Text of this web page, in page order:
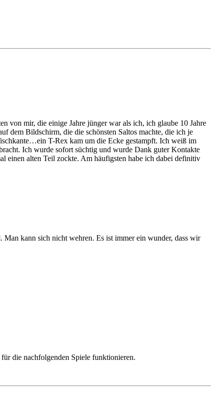
von mir, die einige Jahre jünger war als ich, ich glaube 10 Jahre
dem Bildschirm, die die schönsten Saltos machte, die ich je
T-Rex kam um die Ecke gestampft. Ich weiß im
Ich wurde sofort süchtig und wurde Dank guter Kontakte
alten Teil zockte. Am häufigsten habe ich dabei definitiv
kann sich nicht wehren. Es ist immer ein wunder, dass wir
die nachfolgenden Spiele funktionieren.